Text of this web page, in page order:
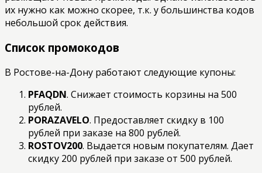
их нужно как можно скорее, т.к. у большинства кодов
небольшой срок действия.
Список промокодов
В Ростове-на-Дону работают следующие купоны:
PFAQDN. Снижает стоимость корзины на 500
рублей.
PORAZAVELO. Предоставляет скидку в 100
рублей при заказе на 800 рублей.
ROSTOV200. Выдается новым покупателям. Дает
скидку 200 рублей при заказе от 500 рублей.